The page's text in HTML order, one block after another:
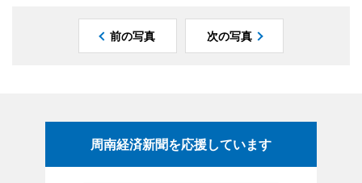
前の写真 次の写真
周南経済新聞を応援しています